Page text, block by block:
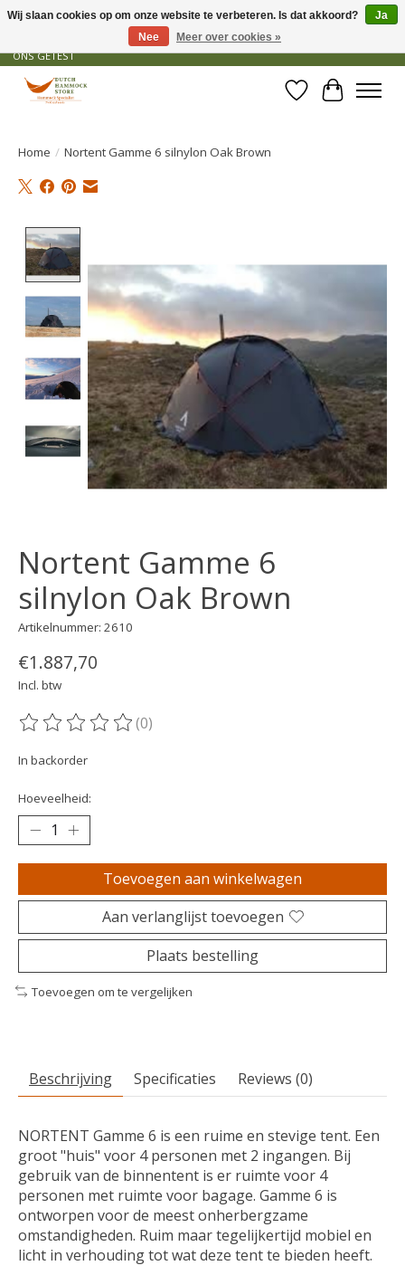
GRATIS VERZENDING VANAF € 50 - OFFICIEEL DEALER - PRODUCTEN ZIJN DOOR
ONS GETEST
Verlanglijst
Home / Nortent Gamme 6 silnylon Oak Brown
Nortent Gamme 6
silnylon Oak Brown
Artikelnummer: 2610
€1.887,70
Incl. btw
De beoordeling van dit product is
(0)
In backorder
Hoeveelheid:
Toevoegen aan winkelwagen
Aan verlanglijst toevoegen
Plaats bestelling
Toevoegen om te vergelijken
Beschrijving Specificaties Reviews (0)
NORTENT Gamme 6 is een ruime en stevige tent. Een
groot "huis" voor 4 personen met 2 ingangen. Bij
gebruik van de binnentent is er ruimte voor 4
personen met ruimte voor bagage. Gamme 6 is
ontworpen voor de meest onherbergzame
omstandigheden. Ruim maar tegelijkertijd mobiel en
licht in verhouding tot wat deze tent te bieden heeft.
Wij slaan cookies op om onze website te verbeteren. Is dat akkoord?
Ja
Nee
Meer over cookies »